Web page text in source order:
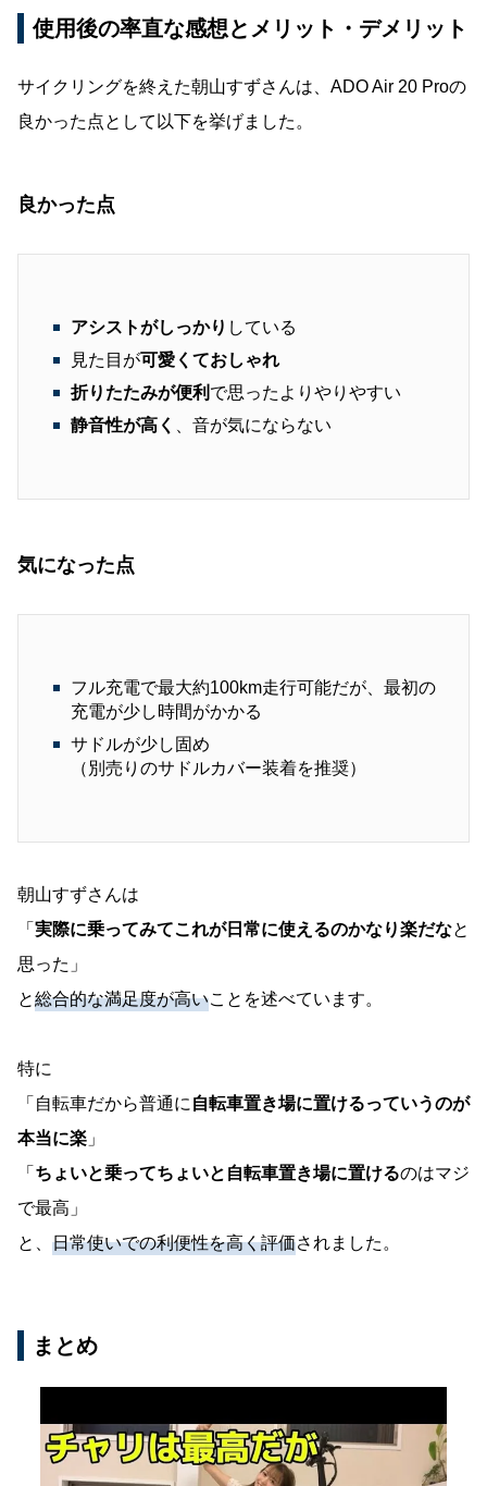
使用後の率直な感想とメリット・デメリット
サイクリングを終えた朝山すずさんは、ADO Air 20 Proの
良かった点として以下を挙げました。
良かった点
アシストがしっかり している
見た目が可愛くておしゃれ
折りたたみが便利 で思ったよりやりやすい
静音性が高く
、音が気にならない
気になった点
フル充電で最大約100km走行可能だが、最初の
充電が少し時間がかかる
サドルが少し固め
（別売りのサドルカバー装着を推奨）
朝山すずさんは
「 実際に乗ってみてこれが日常に使えるのかなり楽だなと
思った」
と総合的な満足度が高いことを述べています。
特に
「自転車だから普通に 自転車置き場に置けるっていうのが
本当に楽 」
「 ちょいと乗ってちょいと自転車置き場に置けるのはマジ
で最高」
と、 日常使いでの利便性を高く評価されました。
まとめ